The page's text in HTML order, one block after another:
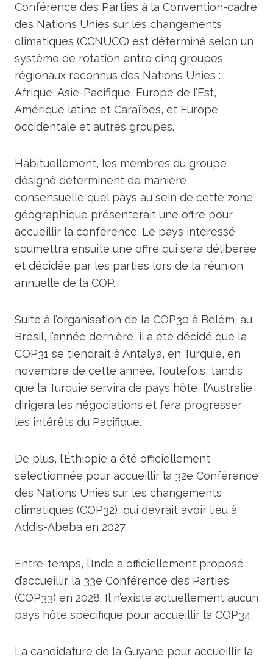
Conférence des Parties à la Convention-cadre
des Nations Unies sur les changements
climatiques (CCNUCC) est déterminé selon un
système de rotation entre cinq groupes
régionaux reconnus des Nations Unies :
Afrique, Asie-Pacifique, Europe de l’Est,
Amérique latine et Caraïbes, et Europe
occidentale et autres groupes.
Habituellement, les membres du groupe
désigné déterminent de manière
consensuelle quel pays au sein de cette zone
géographique présenterait une offre pour
accueillir la conférence. Le pays intéressé
soumettra ensuite une offre qui sera délibérée
et décidée par les parties lors de la réunion
annuelle de la COP.
Suite à l’organisation de la COP30 à Belém, au
Brésil, l’année dernière, il a été décidé que la
COP31 se tiendrait à Antalya, en Turquie, en
novembre de cette année. Toutefois, tandis
que la Turquie servira de pays hôte, l’Australie
dirigera les négociations et fera progresser
les intérêts du Pacifique.
De plus, l’Éthiopie a été officiellement
sélectionnée pour accueillir la 32e Conférence
des Nations Unies sur les changements
climatiques (COP32), qui devrait avoir lieu à
Addis-Abeba en 2027.
Entre-temps, l’Inde a officiellement proposé
d’accueillir la 33e Conférence des Parties
(COP33) en 2028. Il n’existe actuellement aucun
pays hôte spécifique pour accueillir la COP34.
La candidature de la Guyane pour accueillir la